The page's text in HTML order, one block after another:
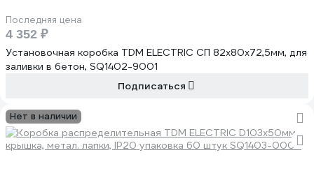
Последняя цена
4 352 ₽
Установочная коробка TDM ELECTRIC СП 82x80x72,5мм, для
заливки в бетон, SQ1402-9001
Подписаться
Нет в наличии